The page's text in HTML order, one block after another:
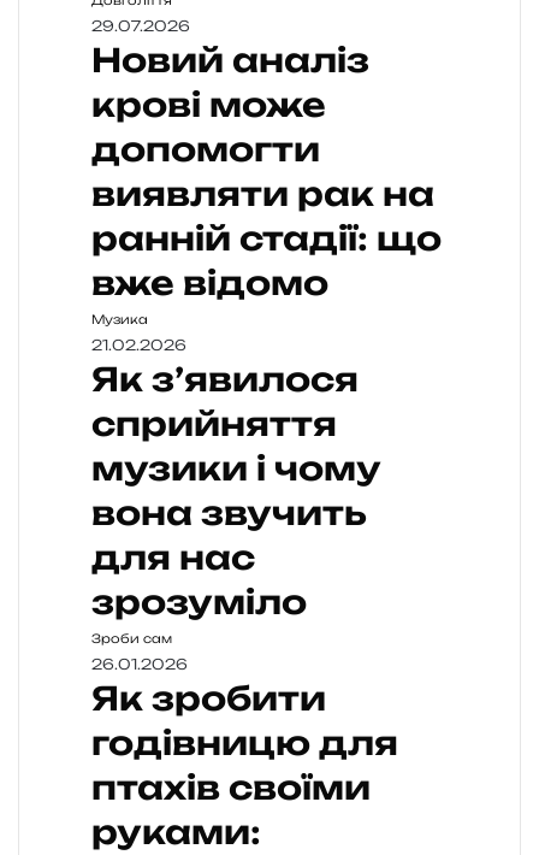
29.07.2026
Новий аналіз
крові може
допомогти
виявляти рак на
ранній стадії: що
вже відомо
Музика
21.02.2026
Як з’явилося
сприйняття
музики і чому
вона звучить
для нас
зрозуміло
Зроби сам
26.01.2026
Як зробити
годівницю для
птахів своїми
руками: